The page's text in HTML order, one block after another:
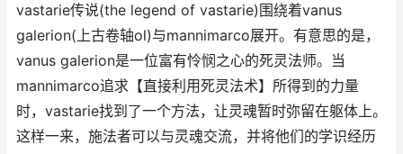
vastarie传说(the legend of vastarie)围绕着vanus
galerion(上古卷轴ol)与mannimarco展开。有意思的是，
vanus galerion是一位富有怜悯之心的死灵法师。当
mannimarco追求【直接利用死灵法术】所得到的力量
时，vastarie找到了一个方法，让灵魂暂时弥留在躯体上。
这样一来，施法者可以与灵魂交流，并将他们的学识经历